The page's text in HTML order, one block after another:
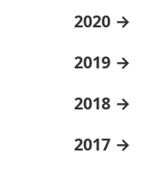
2020
2019
2018
2017